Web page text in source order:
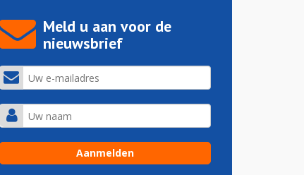
Meld u aan voor de
nieuwsbrief